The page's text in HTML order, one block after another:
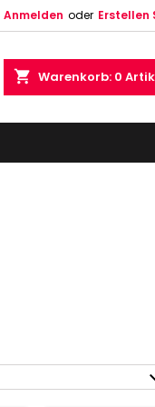
Anmelden oder Erstellen
shopping_cart Warenkorb: 0